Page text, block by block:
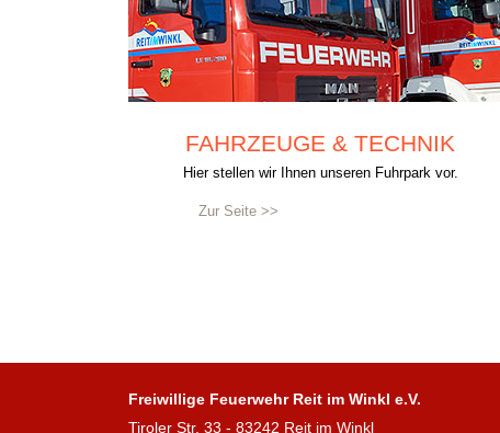
FAHRZEUGE & TECHNIK
Hier stellen wir Ihnen unseren Fuhrpark vor.
Zur Seite >>
Freiwillige Feuerwehr Reit im Winkl e.V.
Tiroler Str. 33 - 83242 Reit im Winkl